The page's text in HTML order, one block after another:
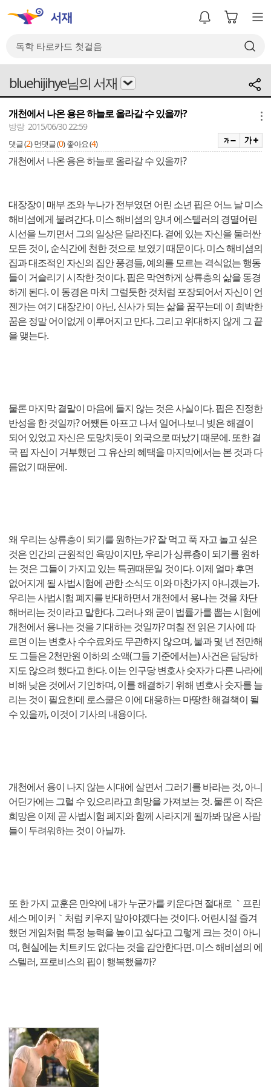
bluehijihye님의 서재
개천에서 나온 용은 하늘로 올라갈 수 있을까?
방랑 2015/06/30 22:59
댓글 (2) 먼댓글 (0) 좋아요 (4)
개천에서 나온 용은 하늘로 올라갈 수 있을까?
대장장이 매부 조와 누나가 전부였던 어린 소년 핍은 어느 날 미스
해비셤에게 불려간다. 미스 해비셤의 양녀 에스텔러의 경멸어린
시선을 느끼면서 그의 일상은 달라진다. 곁에 있는 자신을 둘러싼
모든 것이, 순식간에 천한 것으로 보였기 때문이다. 미스 해비셤의
집과 대조적인 자신의 집안 풍경들, 예의를 모르는 격식없는 행동
들이 거슬리기 시작한 것이다. 핍은 막연하게 상류층의 삶을 동경
하게 된다. 이 동경은 마치 그럴듯한 것처럼 포장되어서 자신이 언
젠가는 여기 대장간이 아닌, 신사가 되는 삶을 꿈꾸는데 이 희박한
꿈은 정말 어이없게 이루어지고 만다. 그리고 위대하지 않게 그 끝
을 맺는다.
물론 마지막 결말이 마음에 들지 않는 것은 사실이다. 핍은 진정한
반성을 한 것일까? 어쨌든 아프고 나서 일어나보니 빚은 해결이
되어 있었고 자신은 도망치듯이 외국으로 떠났기 때문에. 또한 결
국 핍 자신이 거부했던 그 유산의 혜택을 마지막에서는 본 것과 다
름없기 때문에.
왜 우리는 상류층이 되기를 원하는가? 잘 먹고 푹 자고 놀고 싶은
것은 인간의 근원적인 욕망이지만, 우리가 상류층이 되기를 원하
는 것은 그들이 가지고 있는 특권때문일 것이다. 이제 얼마 후면
없어지게 될 사법시험에 관한 소식도 이와 마찬가지 아니겠는가.
우리는 사법시험 폐지를 반대하면서 개천에서 용나는 것을 차단
해버리는 것이라고 말한다. 그러나 왜 굳이 법률가를 뽑는 시험에
개천에서 용나는 것을 기대하는 것일까? 며칠 전 읽은 기사에 따
르면 이는 변호사 수수료와도 무관하지 않으며, 불과 몇 년 전만해
도 그들은 2천만원 이하의 소액(그들 기준에서는) 사건은 담당하
지도 않으려 했다고 한다. 이는 인구당 변호사 숫자가 다른 나라에
비해 낮은 것에서 기인하며, 이를 해결하기 위해 변호사 숫자를 늘
리는 것이 필요한데 로스쿨은 이에 대응하는 마땅한 해결책이 될
수 있을까, 이것이 기사의 내용이다.
개천에서 용이 나지 않는 시대에 살면서 그러기를 바라는 것, 아니
어딘가에는 그럴 수 있으리라고 희망을 가져보는 것. 물론 이 작은
희망은 이제 곧 사법시험 폐지와 함께 사라지게 될까봐 많은 사람
들이 두려워하는 것이 아닐까.
또 한 가지 교훈은 만약에 내가 누군가를 키운다면 절대로 ｀프린
세스 메이커｀처럼 키우지 말아야겠다는 것이다. 어린시절 즐겨
했던 게임처럼 특정 능력을 높이고 싶다고 그렇게 크는 것이 아니
며, 현실에는 치트키도 없다는 것을 감안한다면. 미스 해비셤의 에
스텔러, 프로비스의 핍이 행복했을까?